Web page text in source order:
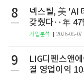
8
넥스틸, 美 'AI
갖췄다‥年 47
기업분석 2026-08-07
9
LIG디펜스앤
결 영업이익